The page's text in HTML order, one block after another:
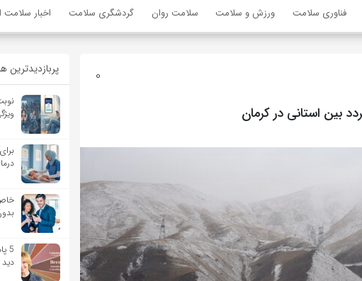
فناوری سلامت ورزش و سلامت سلامت روان گردشگری سلامت اخبار سلامت
0 پربازدیدترین
5
دید